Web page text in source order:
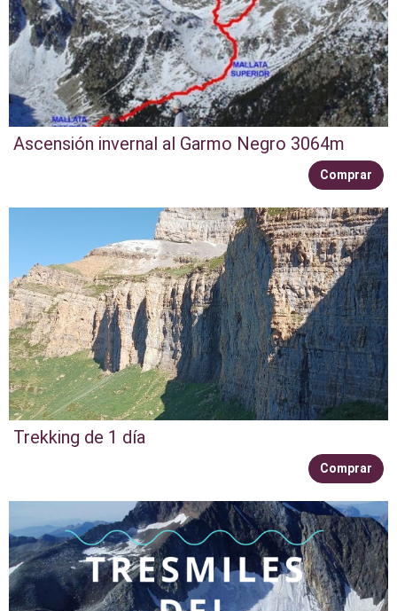
Ascensión invernal al Garmo Negro 3064m
Comprar
Trekking de 1 día
Comprar